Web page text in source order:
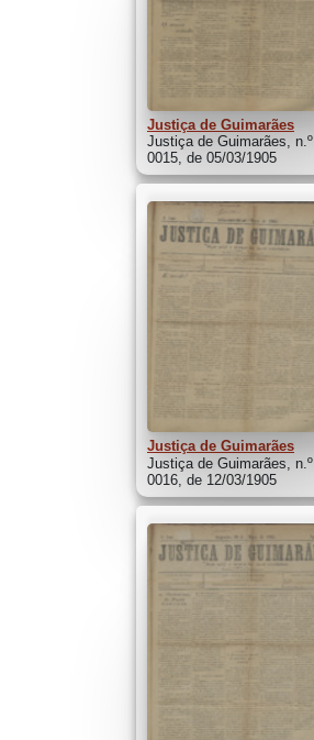
Justiça de Guimarães
Justiça de Guimarães, n.º
0015, de 05/03/1905
Justiça de Guimarães
Justiça de Guimarães, n.º
0016, de 12/03/1905